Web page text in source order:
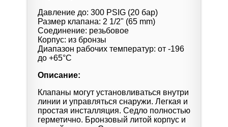
Давление до: 300 PSIG (20 бар)
Размер клапана: 2 1/2" (65 mm)
Соединение: резьбовое
Корпус: из бронзы
Диапазон рабочих температур: от -196
до +65°С
Описание:
Клапаны могут установливаться внутри
линии и управляться снаружи. Легкая и
простая инсталляция. Седло полностью
герметично. Бронзовый литой корпус и